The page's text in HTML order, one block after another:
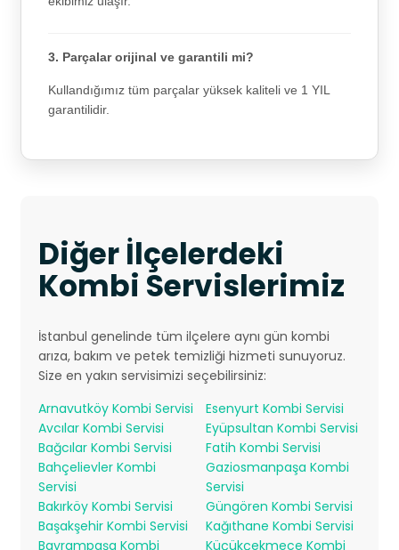
3. Parçalar orijinal ve garantili mi?
Kullandığımız tüm parçalar yüksek kaliteli ve 1 YIL
garantilidir.
Diğer İlçelerdeki
Kombi Servislerimiz
İstanbul genelinde tüm ilçelere aynı gün kombi
arıza, bakım ve petek temizliği hizmeti sunuyoruz.
Size en yakın servisimizi seçebilirsiniz:
Arnavutköy Kombi Servisi
Avcılar Kombi Servisi
Bağcılar Kombi Servisi
Bahçelievler Kombi
Servisi
Bakırköy Kombi Servisi
Başakşehir Kombi Servisi
Bayrampaşa Kombi
Esenyurt Kombi Servisi
Eyüpsultan Kombi Servisi
Fatih Kombi Servisi
Gaziosmanpaşa Kombi
Servisi
Güngören Kombi Servisi
Kağıthane Kombi Servisi
Küçükçekmece Kombi